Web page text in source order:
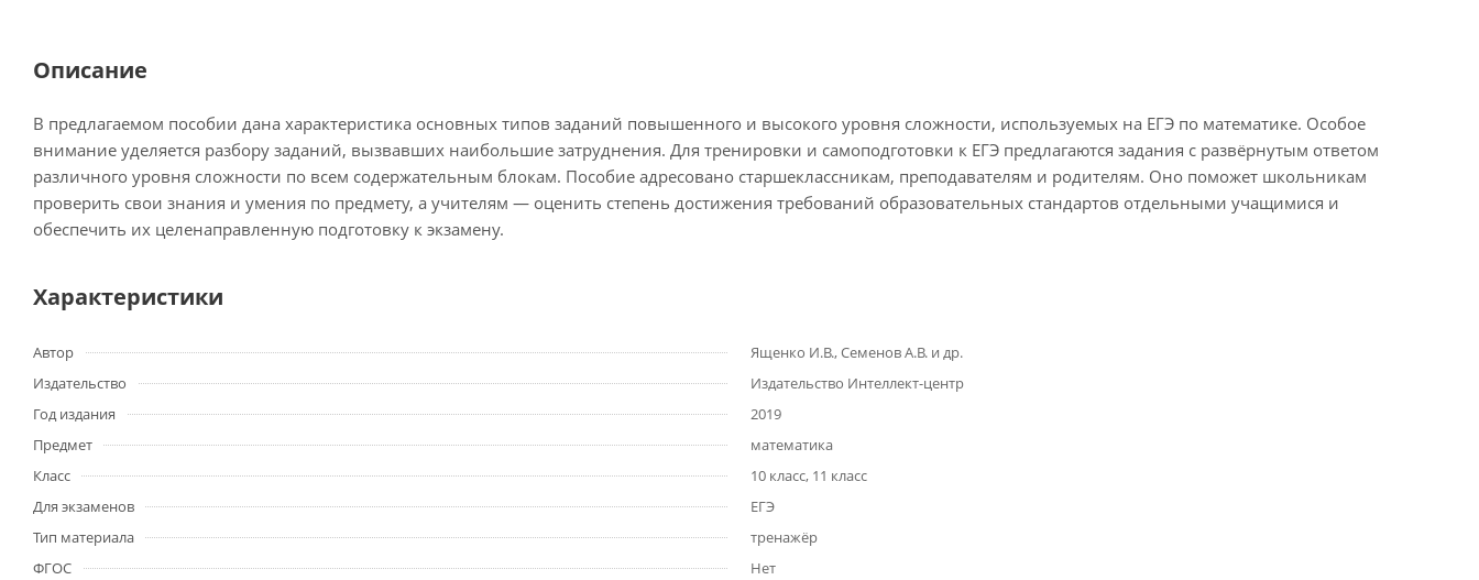
Описание
В предлагаемом пособии дана характеристика основных типов заданий повышенного и высокого уровня сложности, используемых на ЕГЭ по математике. Особое
внимание уделяется разбору заданий, вызвавших наибольшие затруднения. Для тренировки и самоподготовки к ЕГЭ предлагаются задания с развёрнутым ответом
различного уровня сложности по всем содержательным блокам. Пособие адресовано старшеклассникам, преподавателям и родителям. Оно поможет школьникам
проверить свои знания и умения по предмету, а учителям — оценить степень достижения требований образовательных стандартов отдельными учащимися и
обеспечить их целенаправленную подготовку к экзамену.
Характеристики
Автор
Ященко И.В., Семенов А.В. и др.
Издательство
Издательство Интеллект-центр
Год издания
2019
Предмет
математика
Класс
10 класс, 11 класс
Для экзаменов
ЕГЭ
Тип материала
тренажёр
ФГОС
Нет